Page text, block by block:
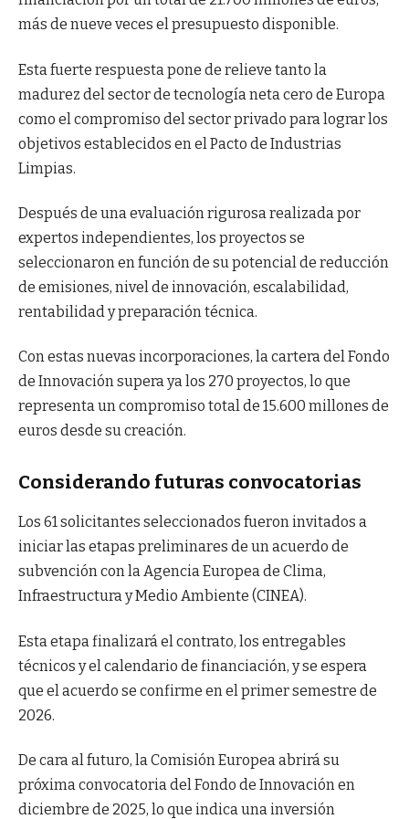
más de nueve veces el presupuesto disponible.
Esta fuerte respuesta pone de relieve tanto la
madurez del sector de tecnología neta cero de Europa
como el compromiso del sector privado para lograr los
objetivos establecidos en el Pacto de Industrias
Limpias.
Después de una evaluación rigurosa realizada por
expertos independientes, los proyectos se
seleccionaron en función de su potencial de reducción
de emisiones, nivel de innovación, escalabilidad,
rentabilidad y preparación técnica.
Con estas nuevas incorporaciones, la cartera del Fondo
de Innovación supera ya los 270 proyectos, lo que
representa un compromiso total de 15.600 millones de
euros desde su creación.
Considerando futuras convocatorias
Los 61 solicitantes seleccionados fueron invitados a
iniciar las etapas preliminares de un acuerdo de
subvención con la Agencia Europea de Clima,
Infraestructura y Medio Ambiente (CINEA).
Esta etapa finalizará el contrato, los entregables
técnicos y el calendario de financiación, y se espera
que el acuerdo se confirme en el primer semestre de
2026.
De cara al futuro, la Comisión Europea abrirá su
próxima convocatoria del Fondo de Innovación en
diciembre de 2025, lo que indica una inversión